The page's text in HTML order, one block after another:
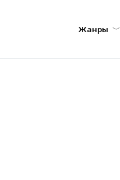
Жанры